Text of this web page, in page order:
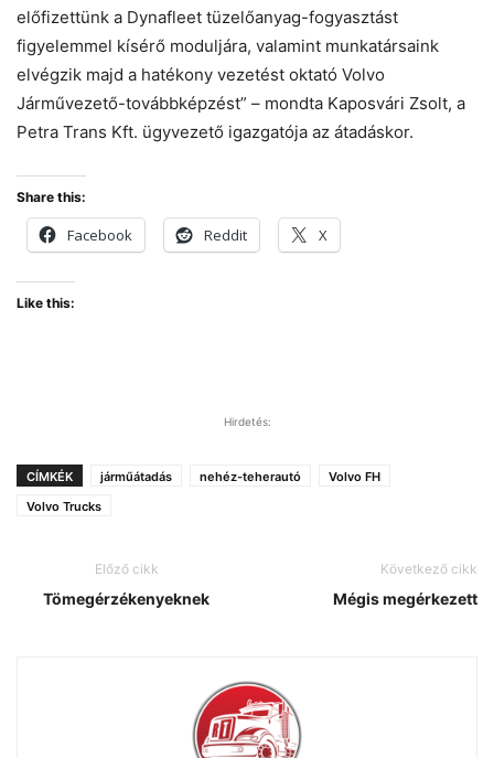
előfizettünk a Dynafleet tüzelőanyag-fogyasztást
figyelemmel kísérő moduljára, valamint munkatársaink
elvégzik majd a hatékony vezetést oktató Volvo
Járművezető-továbbképzést” – mondta Kaposvári Zsolt, a
Petra Trans Kft. ügyvezető igazgatója az átadáskor.
Share this:
Facebook Reddit X
Like this:
Hirdetés:
CÍMKÉK járműátadás nehéz-teherautó
Volvo FH
Volvo Trucks
Előző cikk
Tömegérzékenyeknek
Következő cikk
Mégis megérkezett